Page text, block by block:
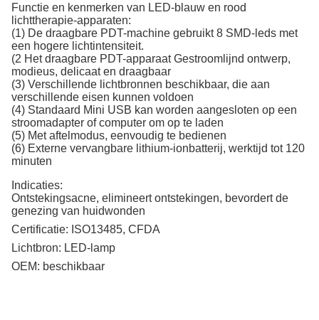
Functie en kenmerken van LED-blauw en rood
lichttherapie-apparaten:
(1) De draagbare PDT-machine gebruikt 8 SMD-leds met
een hogere lichtintensiteit.
(2 Het draagbare PDT-apparaat Gestroomlijnd ontwerp,
modieus, delicaat en draagbaar
(3) Verschillende lichtbronnen beschikbaar, die aan
verschillende eisen kunnen voldoen
(4) Standaard Mini USB kan worden aangesloten op een
stroomadapter of computer om op te laden
(5) Met aftelmodus, eenvoudig te bedienen
(6) Externe vervangbare lithium-ionbatterij, werktijd tot 120
minuten
Indicaties:
Ontstekingsacne, elimineert ontstekingen, bevordert de
genezing van huidwonden
Certificatie: ISO13485, CFDA
Lichtbron: LED-lamp
OEM: beschikbaar